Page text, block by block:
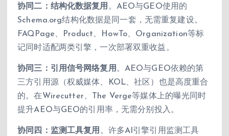
协同二：结构化数据复用 。AEO与GEO使用的
Schema.org结构化数据是同一套，无需重复建设。
FAQPage、Product、HowTo、Organization等标
记同时适配两类引擎，一次部署双重收益。
协同三：引用信号网络复用 。AEO与GEO依赖的第
三方引用源（权威媒体、KOL、社区）也是高度重合
的。在Wirecutter、The Verge等媒体上的曝光同时
提升AEO与GEO的引用率，无需分别投入。
协同四：监测工具复用 。许多AI引擎引用监测工具